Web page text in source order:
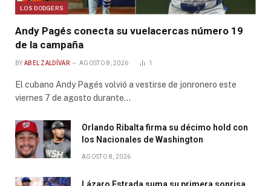
LOS DODGERS
Andy Pagés conecta su vuelacercas número 19
de la campaña
BY ABEL ZALDÍVAR AGOSTO 8, 2026 1
El cubano Andy Pagés volvió a vestirse de jonronero este
viernes 7 de agosto durante…
Orlando Ribalta firma su décimo hold con
los Nacionales de Washington
AGOSTO 8, 2026
Lázaro Estrada suma su primera sonrisa